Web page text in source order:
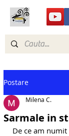
Postare
Sarmale in
Milena C.
De ce am numit